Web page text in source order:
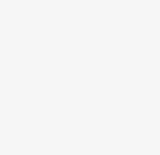
k dostání na těchto